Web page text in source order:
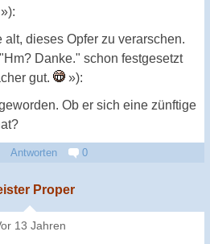
alt, dieses Opfer zu verarschen.
Danke." schon festgesetzt
gut.
»):
Ob er sich eine zünftige
Antworten 0
Proper
13 Jahren